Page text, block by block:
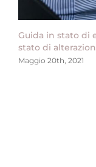
Guida in stato di
stato di
Maggio 20th, 2021